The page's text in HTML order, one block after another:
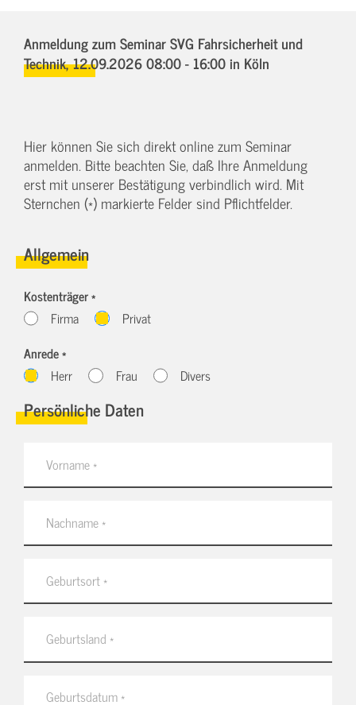
Anmeldung zum Seminar SVG Fahrsicherheit und
Technik,12.09.2026 08:00 - 16:00in Köln
Hier können Sie sich direkt online zum Seminar
anmelden. Bitte beachten Sie, daß Ihre Anmeldung
erst mit unserer Bestätigung verbindlich wird. Mit
Sternchen (*) markierte Felder sind Pflichtfelder.
Allgemein
Kostenträger *
Firma
Privat
Anrede *
Herr
Frau Divers
Persönliche Daten